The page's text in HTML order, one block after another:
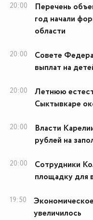
20:00
Перечень
год начали
области
20:00
Совете
выплат на
20:00
Летнюю
Сыктывкаре
20:00
Власти
рублей на
20:00
Сотрудники
площадку для
19:50
увеличилось